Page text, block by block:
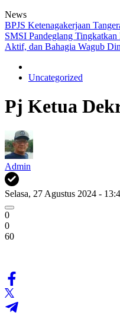
News
BPJS Ketenagakerjaan
SMSI Pandeglang Tingkatkan
Aktif, dan Bahagia Wagub
Uncategorized
Pj Ketua
Admin
Selasa, 27 Agustus 2024 -
0
0
60